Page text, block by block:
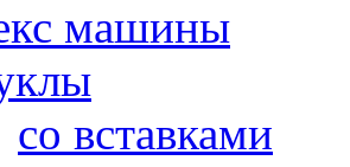
машины
со вставками